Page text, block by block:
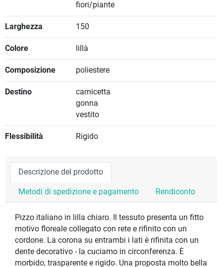
fiori/piante
Larghezza 150
Colore lillà
Composizione poliestere
Destino
camicetta
gonna
vestito
Flessibilità Rigido
Descrizione del prodotto
Metodi di spedizione e pagamento Rendiconto
Pizzo italiano in lilla chiaro. Il tessuto presenta un fitto
motivo floreale collegato con rete e rifinito con un
cordone. La corona su entrambi i lati è rifinita con un
dente decorativo - la cuciamo in circonferenza. È
morbido, trasparente e rigido. Una proposta molto bella